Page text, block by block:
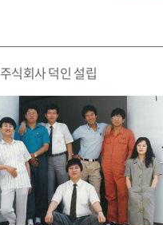
주식회사 덕인 설립